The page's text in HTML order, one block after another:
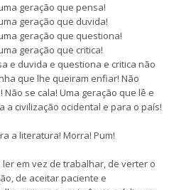
geração que pensa!
geração que duvida!
geração que questiona!
geração que critica!
e duvida e questiona e critica não
que lhe queiram enfiar! Não
Não se cala! Uma geração que lê e
a civilização ocidental e para o país!
a literatura! Morra! Pum!
em vez de trabalhar, de verter o
de aceitar paciente e